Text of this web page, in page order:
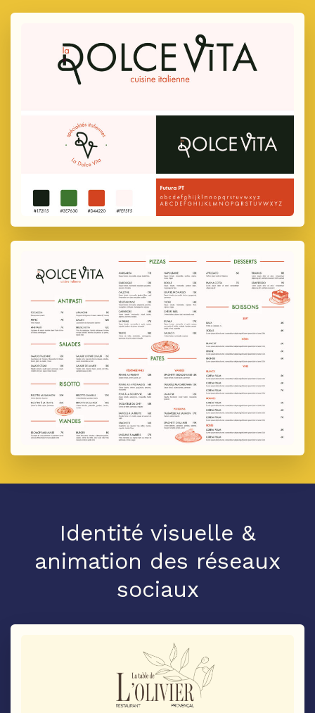
Identité visuelle &
animation des réseaux
sociaux